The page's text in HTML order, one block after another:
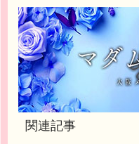
関連記事